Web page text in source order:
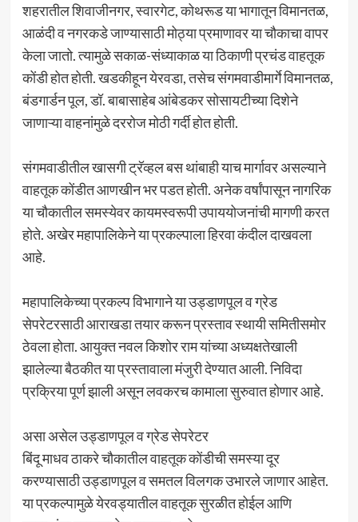
शहरातील शिवाजीनगर, स्वारगेट, कोथरूड या भागातून विमानतळ,
आळंदी व नगरकडे जाण्यासाठी मोठ्या प्रमाणावर या चौकाचा वापर
केला जातो. त्यामुळे सकाळ-संध्याकाळ या ठिकाणी प्रचंड वाहतूक
कोंडी होत होती. खडकीहून येरवडा, तसेच संगमवाडीमार्गे विमानतळ,
बंडगार्डन पूल, डॉ. बाबासाहेब आंबेडकर सोसायटीच्या दिशेने
जाणाऱ्या वाहनांमुळे दररोज मोठी गर्दी होत होती.
संगमवाडीतील खासगी ट्रॅव्हल बस थांबाही याच मार्गावर असल्याने
वाहतूक कोंडीत आणखीन भर पडत होती. अनेक वर्षांपासून नागरिक
या चौकातील समस्येवर कायमस्वरूपी उपाययोजनांची मागणी करत
होते. अखेर महापालिकेने या प्रकल्पाला हिरवा कंदील दाखवला
आहे.
महापालिकेच्या प्रकल्प विभागाने या उड्डाणपूल व ग्रेड
सेपरेटरसाठी आराखडा तयार करून प्रस्ताव स्थायी समितीसमोर
ठेवला होता. आयुक्त नवल किशोर राम यांच्या अध्यक्षतेखाली
झालेल्या बैठकीत या प्रस्तावाला मंजुरी देण्यात आली. निविदा
प्रक्रिया पूर्ण झाली असून लवकरच कामाला सुरुवात होणार आहे.
असा असेल उड्डाणपूल व ग्रेड सेपरेटर
बिंदू माधव ठाकरे चौकातील वाहतूक कोंडीची समस्या दूर
करण्यासाठी उड्डाणपूल व समतल विलगक उभारले जाणार आहेत.
या प्रकल्पामुळे येरवड्यातील वाहतूक सुरळीत होईल आणि